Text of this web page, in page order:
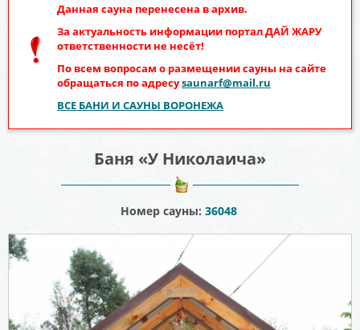
Данная сауна перенесена в архив.
За актуальность информации порталДАЙ ЖАРУ
ответственности не несёт!
По всем вопросам о размещении сауны на сайте
обращаться по адресуsaunarf@mail.ru
ВСЕ БАНИ И САУНЫ ВОРОНЕЖА
Баня «У Николаича»
Номер сауны: 36048